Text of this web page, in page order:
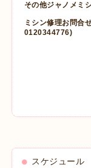
その他ジャノメミ
ミシン修理お問合
0120344776)
スケジュール